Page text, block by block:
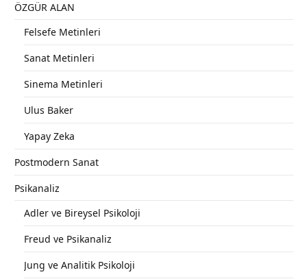
ÖZGÜR ALAN
Felsefe Metinleri
Sanat Metinleri
Sinema Metinleri
Ulus Baker
Yapay Zeka
Postmodern Sanat
Psikanaliz
Adler ve Bireysel Psikoloji
Freud ve Psikanaliz
Jung ve Analitik Psikoloji